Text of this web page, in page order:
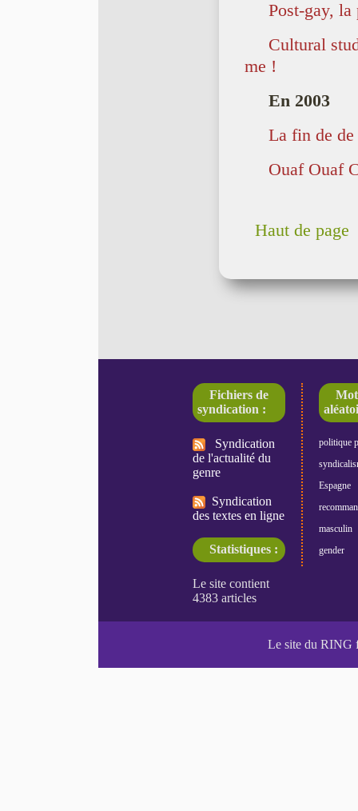
Post-gay, la
Cultural
me !
En 2003
La fin de
Ouaf Ouaf
Haut de page
Fichiers de
syndication :
Syndication
de l'actualité du
genre
Syndication
des textes en ligne
Statistiques :
politique
Espagne
masculin
gender
Le site du RING